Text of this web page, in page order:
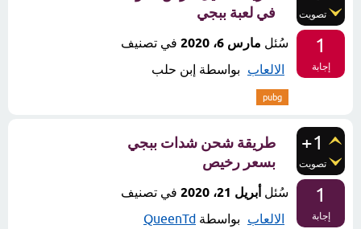
تصويت
1
إجابة
في لعبة ببجي
سُئل مارس 6، 2020
في تصنيف
الالعاب
بواسطة إبن حلب
pubg
+1
تصويت
1
إجابة
طريقة شحن شدات ببجي
بسعر رخيص
سُئل أبريل 21، 2020
في تصنيف
الالعاب
بواسطة QueenTd